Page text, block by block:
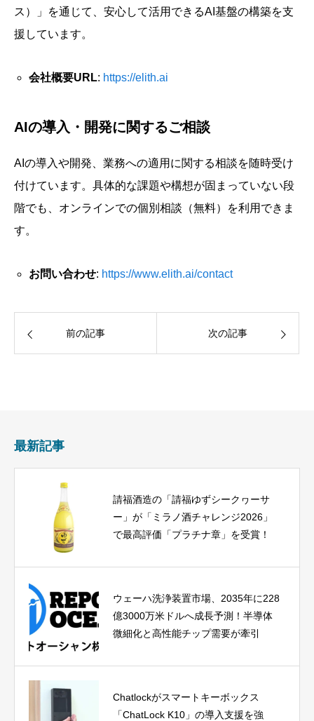
ス）」を通じて、安心して活用できるAI基盤の構築を支
援しています。
会社概要URL: https://elith.ai
AIの導入・開発に関するご相談
AIの導入や開発、業務への適用に関する相談を随時受け
付けています。具体的な課題や構想が固まっていない段
階でも、オンラインでの個別相談（無料）を利用できま
す。
お問い合わせ: https://www.elith.ai/contact
前の記事 次の記事
最新記事
請福酒造の「請福ゆずシークヮーサ
ー」が「ミラノ酒チャレンジ2026」
で最高評価「プラチナ章」を受賞！
ウェーハ洗浄装置市場、2035年に228
億3000万米ドルへ成長予測！半導体
微細化と高性能チップ需要が牽引
Chatlockがスマートキーボックス
「ChatLock K10」の導入支援を強